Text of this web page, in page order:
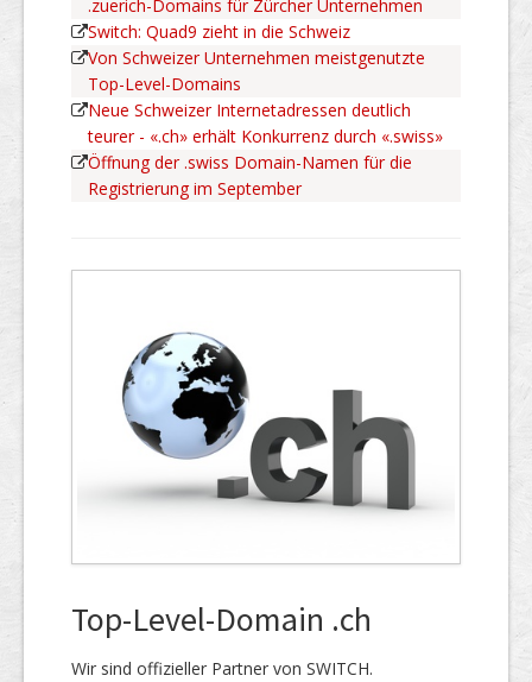
.zuerich-Domains für Zürcher Unternehmen
Switch: Quad9 zieht in die Schweiz
Von Schweizer Unternehmen meistgenutzte
Top-Level-Domains
Neue Schweizer Internetadressen deutlich
teurer - «.ch» erhält Konkurrenz durch «.swiss»
Öffnung der .swiss Domain-Namen für die
Registrierung im September
Top-Level-Domain .ch
Wir sind offizieller Partner von SWITCH.